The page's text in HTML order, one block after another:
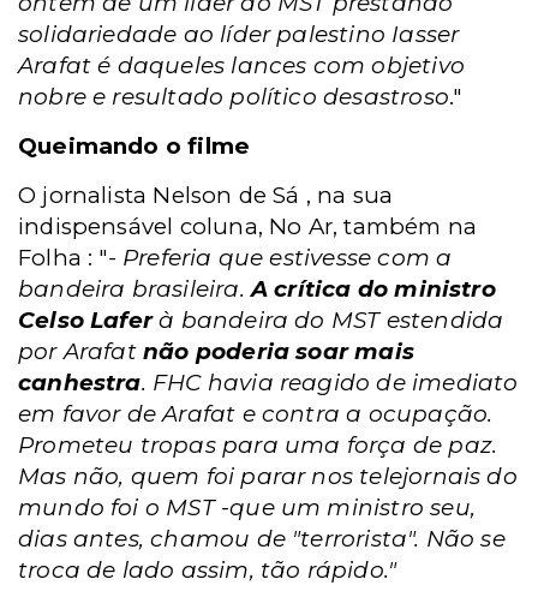
solidariedade ao líder palestino Iasser
Arafat é daqueles lances com objetivo
nobre e resultado político desastroso."
Queimando o filme
O jornalista Nelson de Sá , na sua
indispensável coluna, No Ar, também na
Folha : "- Preferia que estivesse com a
bandeira brasileira.A crítica do ministro
Celso Laferà bandeira do MST estendida
por Arafatnão poderia soar mais
canhestra. FHC havia reagido de imediato
em favor de Arafat e contra a ocupação.
Prometeu tropas para uma força de paz.
Mas não, quem foi parar nos telejornais do
mundo foi o MST -que um ministro seu,
dias antes, chamou de "terrorista". Não se
troca de lado assim, tão rápido."